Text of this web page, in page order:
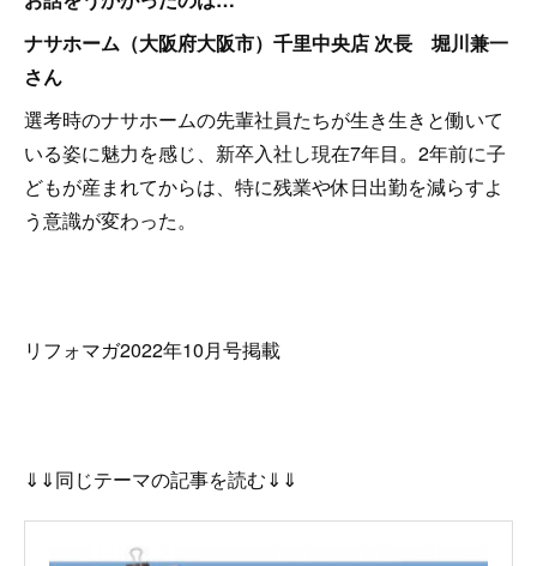
ナサホーム（大阪府大阪市）千里中央店 次長 堀川兼一
さん
選考時のナサホームの先輩社員たちが生き生きと働いて
いる姿に魅力を感じ、新卒入社し現在7年目。2年前に子
どもが産まれてからは、特に残業や休日出勤を減らすよ
う意識が変わった。
リフォマガ2022年10月号掲載
⇓⇓同じテーマの記事を読む⇓⇓